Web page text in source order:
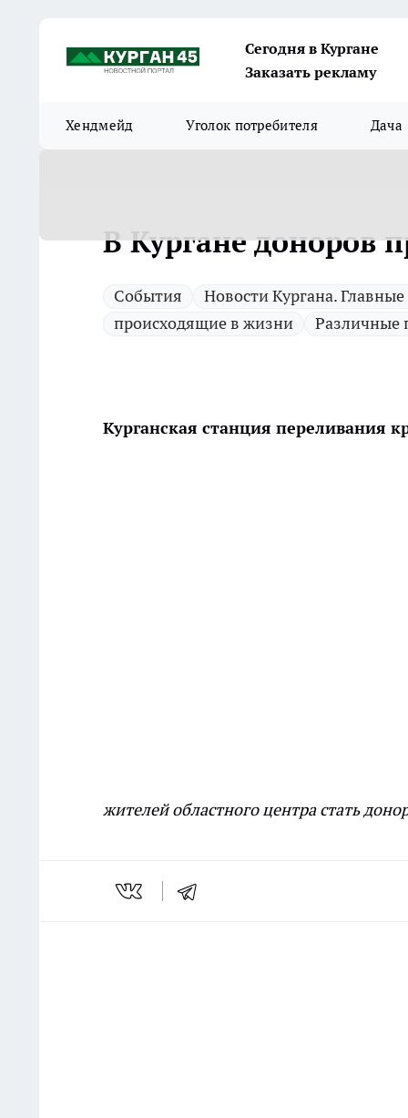
Сегодня в Кургане
Заказать рекламу
Хендмейд Уголок потребителя Дача
В Кургане доноров
Cобытия Новости Кургана.
происходящие в жизни
Различные
Курганская станция переливания
жителей областного центра стать